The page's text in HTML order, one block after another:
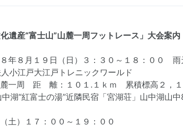
遺産“富士山”山麓一周フットレース」大会案内
年８月１９日（日）３：３０～１８：００ 雨
小江戸大江戸トレニックワールド
一周 距 離：１０１.１ｋｍ 累積標高２，１
湖“紅富士の湯”近隣民宿「宮湖荘」山中
土）１７：００～１９：００